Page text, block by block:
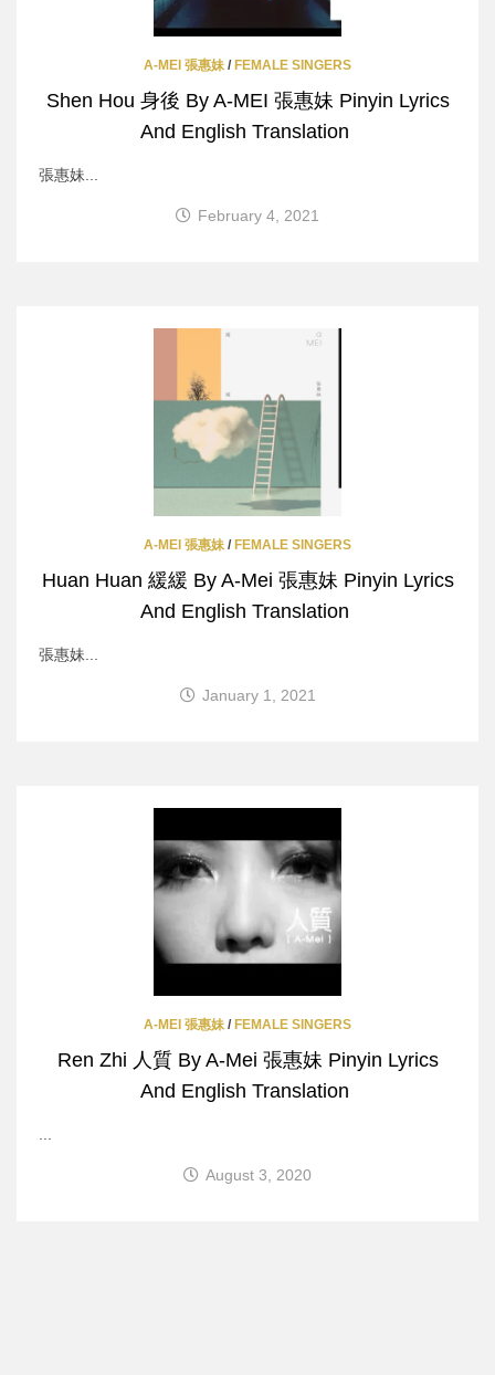
A-MEI 張惠妹 / FEMALE SINGERS
Shen Hou 身後 By A-MEI 張惠妹 Pinyin Lyrics
And English Translation
張惠妹...
February 4, 2021
A-MEI 張惠妹 / FEMALE SINGERS
Huan Huan 緩緩 By A-Mei 張惠妹 Pinyin Lyrics
And English Translation
張惠妹...
January 1, 2021
A-MEI 張惠妹 / FEMALE SINGERS
Ren Zhi 人質 By A-Mei 張惠妹 Pinyin Lyrics
And English Translation
August 3, 2020